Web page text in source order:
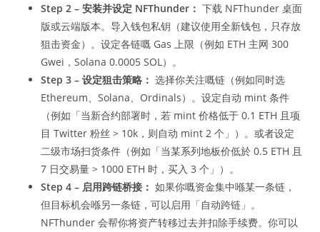
Step 2 – 安装并设定 NFThunder： 下载 NFThunder 桌面
版或云端版本。导入钱包私钥（建议使用全新钱包，只存放
狙击资金）。设定各链嘅 Gas 上限（例如 ETH 主网 300
Gwei，Solana 0.0005 SOL）。
Step 3 – 设定狙击策略： 选择你关注嘅链（例如同时选
Ethereum、Solana、Ordinals）。设定自动 mint 条件
（例如「当新合约部署时，若 mint 价格低于 0.1 ETH 且项
目 Twitter 粉丝 > 10k，则自动 mint 2 个」）。或者设定
二级市场扫货条件（例如「当某系列地板价低於 0.5 ETH 且
7 日交易量 > 1000 ETH 时，买入 3 个」）。
Step 4 – 启用跨链桥接： 如果你嘅资金集中喺某一条链，
但目标机会喺另一条链，可以启用「自动跨链」。
NFThunder 会帮你将资产转移过去并扣除手续费。你可以